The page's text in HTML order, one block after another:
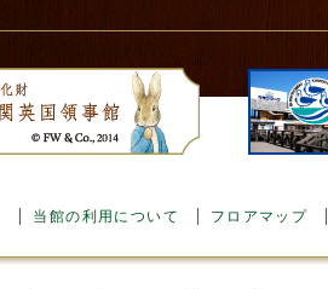
当館の利用について フロアマップ